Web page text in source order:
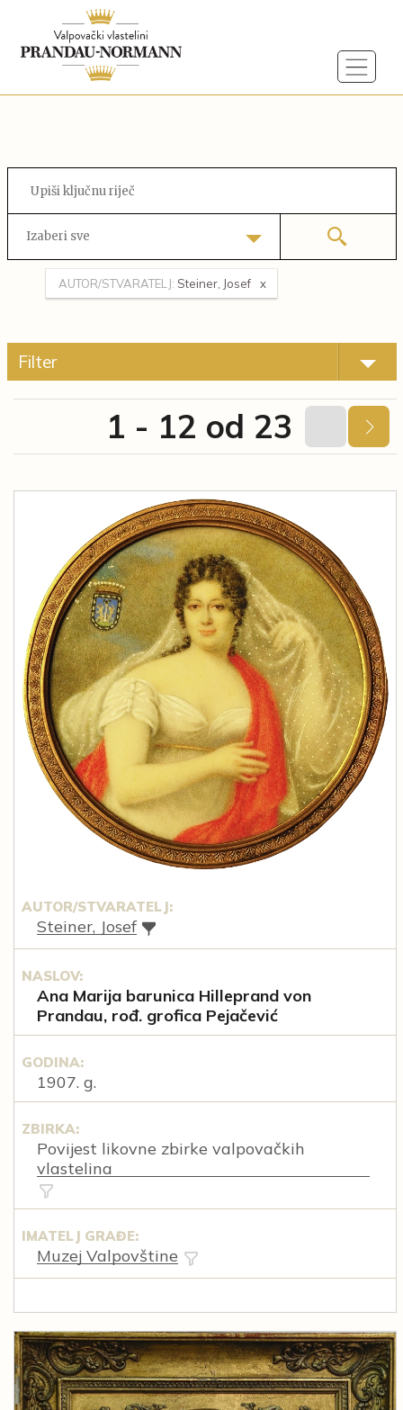
Izaberi sve
AUTOR/STVARATELJ: Steiner, Josef
Filter
1 - 12 od 23
AUTOR/STVARATELJ:
Steiner, Josef
NASLOV:
Ana Marija barunica Hilleprand von
Prandau, rođ. grofica Pejačević
GODINA:
1907. g.
ZBIRKA:
Povijest likovne zbirke valpovačkih
vlastelina
IMATELJ GRAĐE:
Muzej Valpovštine